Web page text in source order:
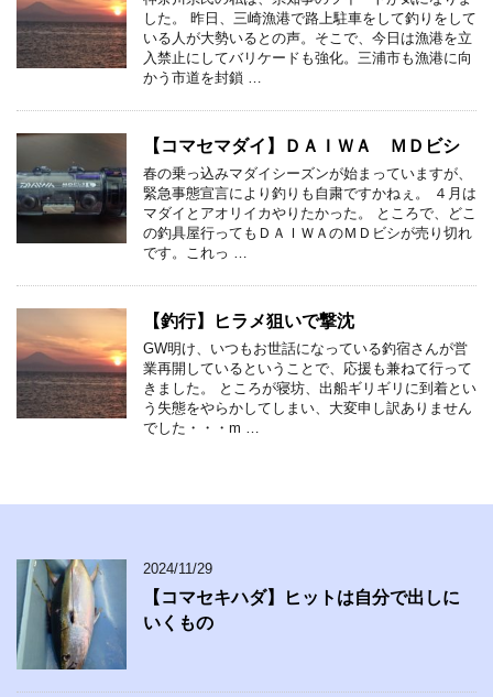
した。 昨日、三崎漁港で路上駐車をして釣りをして
いる人が大勢いるとの声。そこで、今日は漁港を立
入禁止にしてバリケードも強化。三浦市も漁港に向
かう市道を封鎖 …
【コマセマダイ】ＤＡＩＷＡ ＭＤビシ
春の乗っ込みマダイシーズンが始まっていますが、
緊急事態宣言により釣りも自粛ですかねぇ。 ４月は
マダイとアオリイカやりたかった。 ところで、どこ
の釣具屋行ってもＤＡＩＷＡのＭＤビシが売り切れ
です。これっ …
【釣行】ヒラメ狙いで撃沈
GW明け、いつもお世話になっている釣宿さんが営
業再開しているということで、応援も兼ねて行って
きました。 ところが寝坊、出船ギリギリに到着とい
う失態をやらかしてしまい、大変申し訳ありません
でした・・・m …
2024/11/29
【コマセキハダ】ヒットは自分で出しに
いくもの